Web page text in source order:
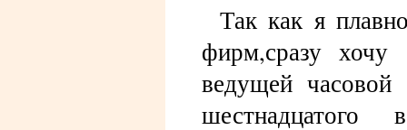
Так как я
фирм,сразу хочу
ведущей часовой
шестнадцатого